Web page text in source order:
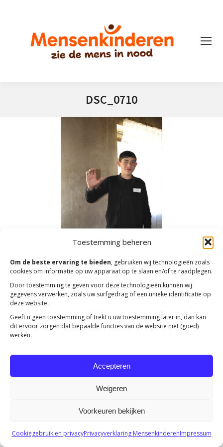
Toestemming beheren
Om de beste ervaring te bieden, gebruiken wij technologieën zoals
cookies om informatie op uw apparaat op te slaan en/of te raadplegen.
Door toestemming te geven voor deze technologieën kunnen wij
gegevens verwerken, zoals uw surfgedrag of een unieke identificatie op
deze website.
Geeft u geen toestemming of trekt u uw toestemming later in, dan kan
dit ervoor zorgen dat bepaalde functies van de website niet (goed)
werken.
Accepteren
Weigeren
Voorkeuren bekijken
Cookiegebruik en privacyPrivacyverklaring MensenkinderenImpressum
DSC_0710